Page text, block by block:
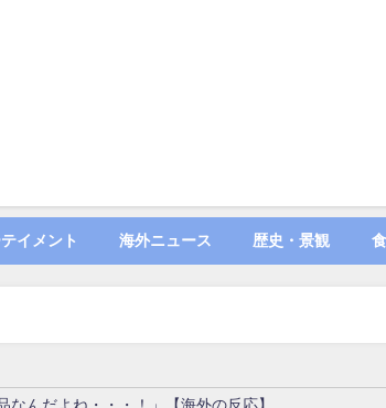
イメント 海外ニュース 歴史・景観
んだよね・・・！」【海外の反応】